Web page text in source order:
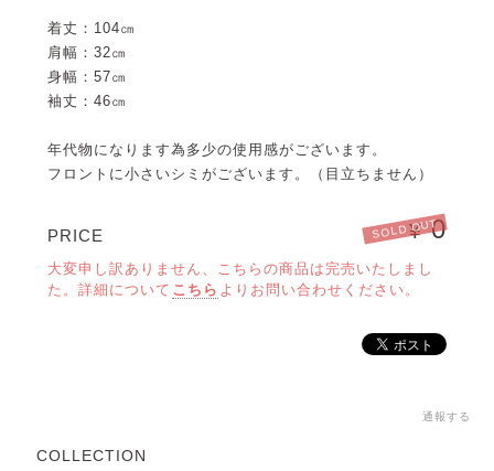
着丈：104㎝
肩幅：32㎝
身幅：57㎝
袖丈：46㎝
年代物になります為多少の使用感がございます。
フロントに小さいシミがございます。（目立ちません）
PRICE ¥0
SOLD OUT
大変申し訳ありません、こちらの商品は完売いたしまし
た。詳細について こちら よりお問い合わせください。
通報する
COLLECTION